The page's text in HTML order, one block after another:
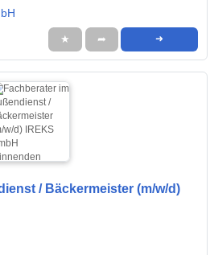
★ ➦ ➜
/ Bäckermeister (m/w/d)